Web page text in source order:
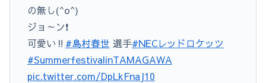
の無し(^o^)
ジョ～ン❗
可愛い‼️ #島村春世 選手#NECレッドロケッツ
#SummerfestivalinTAMAGAWA
pic.twitter.com/DpLkFnaJ10